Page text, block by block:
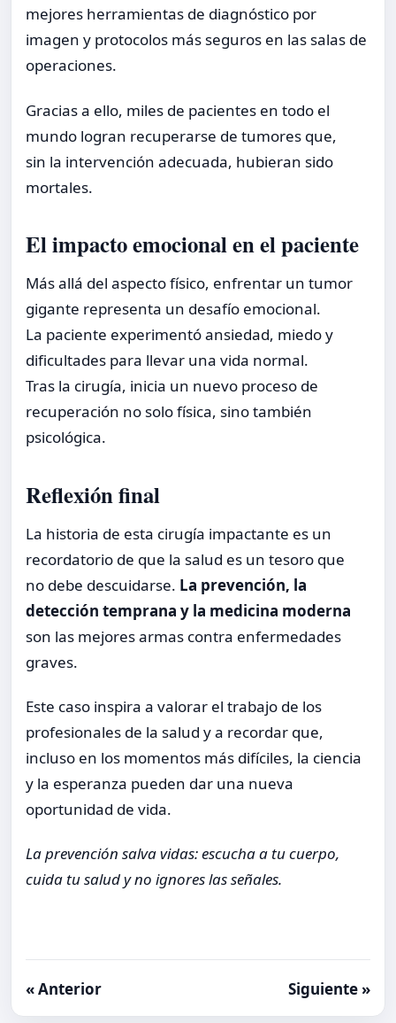
mejores herramientas de diagnóstico por
imagen y protocolos más seguros en las salas de
operaciones.
Gracias a ello, miles de pacientes en todo el
mundo logran recuperarse de tumores que,
sin la intervención adecuada, hubieran sido
mortales.
El impacto emocional en el paciente
Más allá del aspecto físico, enfrentar un tumor
gigante representa un desafío emocional.
La paciente experimentó ansiedad, miedo y
dificultades para llevar una vida normal.
Tras la cirugía, inicia un nuevo proceso de
recuperación no solo física, sino también
psicológica.
Reflexión final
La historia de esta cirugía impactante es un
recordatorio de que la salud es un tesoro que
no debe descuidarse. La prevención, la
detección temprana y la medicina moderna
son las mejores armas contra enfermedades
graves.
Este caso inspira a valorar el trabajo de los
profesionales de la salud y a recordar que,
incluso en los momentos más difíciles, la ciencia
y la esperanza pueden dar una nueva
oportunidad de vida.
La prevención salva vidas: escucha a tu cuerpo,
cuida tu salud y no ignores las señales.
« Anterior Siguiente »